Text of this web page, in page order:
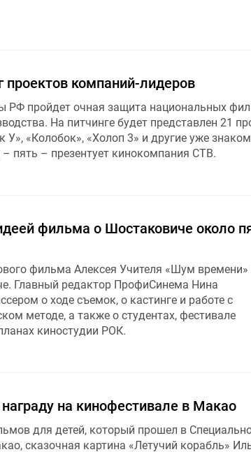
проектов компаний-лидеров
РФ пройдет очная защита национальных
На питчинге будет представлен 21
У», «Колобок», «Холоп 3» и другие уже
пять – презентует кинокомпания СТВ.
фильма о Шостаковиче около
фильма Алексея Учителя «Шум времени»
Главный редактор ПрофиСинема Нина
о ходе съемок, о кастинге и работе с
методе, а также о студентах, фестивале
киностудии РОК.
на кинофестивале в Макао
для детей, который прошел в
сказочная картина «Летучий корабль»